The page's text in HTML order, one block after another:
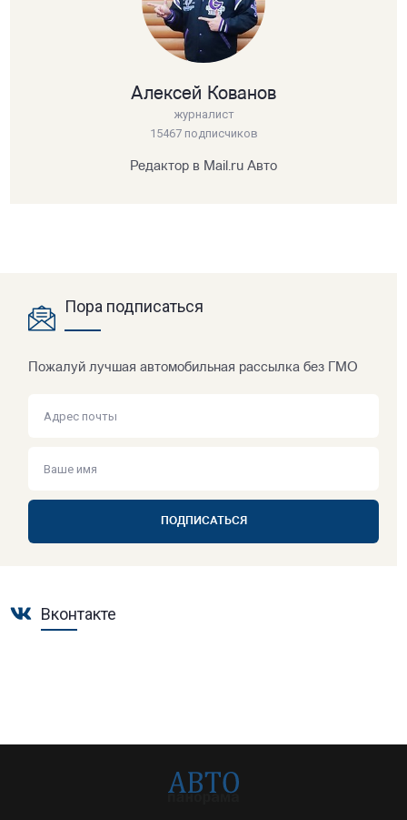
Алексей Кованов
журналист
15467 подписчиков
Редактор в Mail.ru Авто
Пора подписаться
Пожалуй лучшая автомобильная рассылка без ГМО
ПОДПИСАТЬСЯ
Вконтакте